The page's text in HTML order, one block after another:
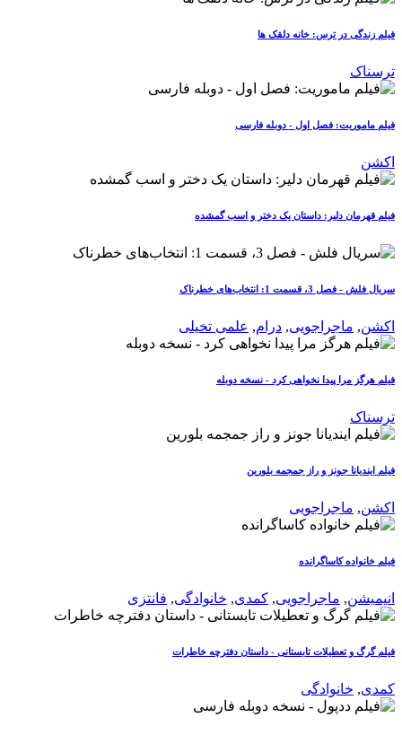
فیلم زندگی در ترس: خانه دلقک ها
ترسناک
فیلم ماموریت: فصل اول - دوبله فارسی
اکشن
فیلم قهرمان دلیر: داستان یک دختر و اسب گمشده
سریال فلش - فصل 3، قسمت 1: انتخاب‌های خطرناک
اکشن, ماجراجویی, درام, علمی تخیلی
فیلم هرگز مرا پیدا نخواهی کرد - نسخه دوبله
ترسناک
فیلم ایندیانا جونز و راز جمجمه بلورین
اکشن, ماجراجویی
فیلم خانواده کاساگرانده
انیمیشن, ماجراجویی, کمدی, خانوادگی, فانتزی
فیلم گرگ و تعطیلات تابستانی - داستان دفترچه خاطرات
کمدی, خانوادگی